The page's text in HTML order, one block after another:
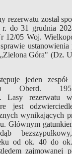
został
r. do 31 grudnia
12/05 Woj.
Góra" (Dz.
jeden
Oberd.
Lasy rezerwatu
jest
wynikających
Głównym
od ok. 40 do
zajmowanej